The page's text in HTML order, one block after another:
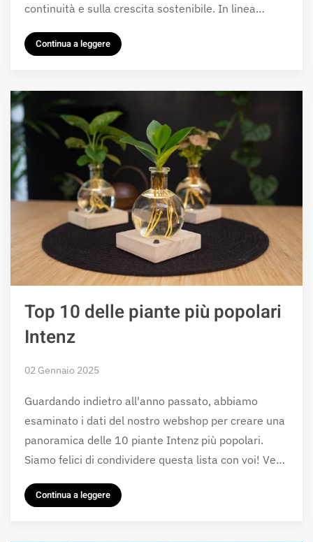
continuità e sulla crescita sostenibile. In linea…
Continua a leggere
Top 10 delle piante più popolari
Intenz
02 Gennaio 2025
Guardando indietro all'anno passato, abbiamo
esaminato i dati del nostro webshop per creare una
panoramica delle 10 piante Intenz più popolari.
Siamo felici di condividere questa lista con voi! Ve…
Continua a leggere